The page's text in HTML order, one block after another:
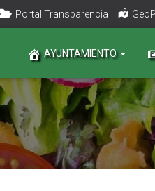
Portal Transparencia
AYUNTAMIENTO